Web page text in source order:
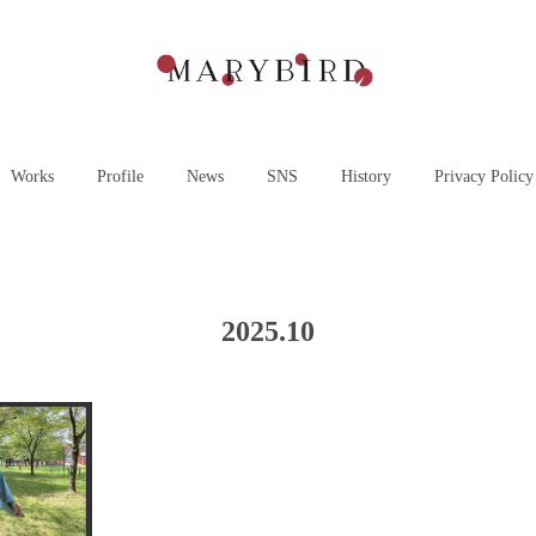
Works Profile News SNS History Privacy Policy
2025.10